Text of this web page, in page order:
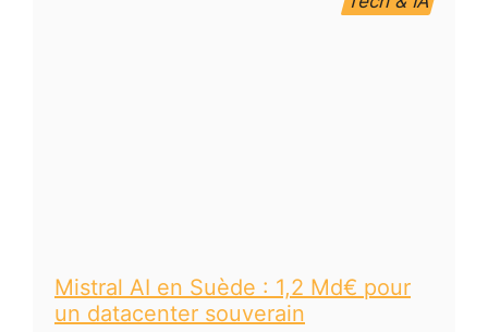
Mistral AI en Suède : 1,2 Md€ pour
un datacenter souverain